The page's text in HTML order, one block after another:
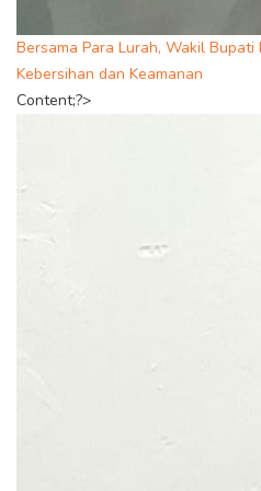
Bersama Para Lurah, Wakil
Kebersihan dan Keamanan
Content;?>